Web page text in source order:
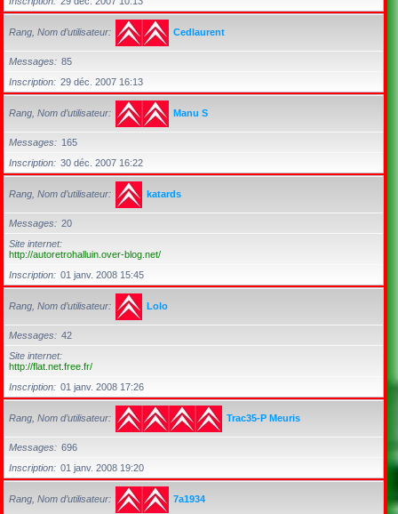
Rang, Nom d’utilisateur Cedlaurent
Messages
85
Inscription
29 déc. 2007 16:13
Rang, Nom d’utilisateur Manu S
Messages
165
Inscription
30 déc. 2007 16:22
Rang, Nom d’utilisateur katards
Messages
20
Site internet
http://autoretrohalluin.over-blog.net/
Inscription
01 janv. 2008 15:45
Rang, Nom d’utilisateur Lolo
Messages
42
Site internet
http://flat.net.free.fr/
Inscription
01 janv. 2008 17:26
Rang, Nom d’utilisateur Trac35-P Meuris
Messages
696
Inscription
01 janv. 2008 19:20
Rang, Nom d’utilisateur 7a1934